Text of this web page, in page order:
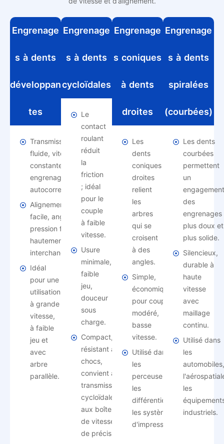
Engrenage
s à dents
développan
tes
Transmission
fluide, vitesse
constante,
engrenage
autocorrecteur.
Alignement
facile, angle de
pression fixe,
hautement
interchangeable.
Idéal
pour une
utilisation
à grande
vitesse,
à faible
jeu et
avec
arbre
parallèle.
Engrenage
s à dents
cycloïdales
Le
contact
roulant
réduit
la
friction
; idéal
pour le
couple
à faible
vitesse.
Usure
minimale,
faible
jeu,
douceur
sous
charge.
Compact,
résistant aux
chocs,
convient aux
transmissions
cycloïdales,
aux boîtes
de vitesses
de précision.
Engrenage
s coniques
à dents
droites
Les
dents
coniques
droites
relient
les
arbres
qui se
croisent
à des
angles.
Simple,
économique,
pour couple
modéré,
basse
vitesse.
Utilisé dans
les
perceuses,
les
différentiels,
les systèmes
d'impression.
Engrenage
s à dents
spiralées
(courbées)
Les dents
courbées
permettent
un
engagement
des
engrenages
plus doux et
plus solide.
Silencieux,
durable à
haute
vitesse
avec
maillage
continu.
Utilisé dans
les
automobiles,
les
industriels.